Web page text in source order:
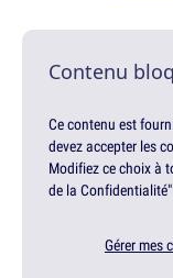
Contenu
Ce contenu est
devez accepter les
Modifiez ce choix à
de la
Gérer mes